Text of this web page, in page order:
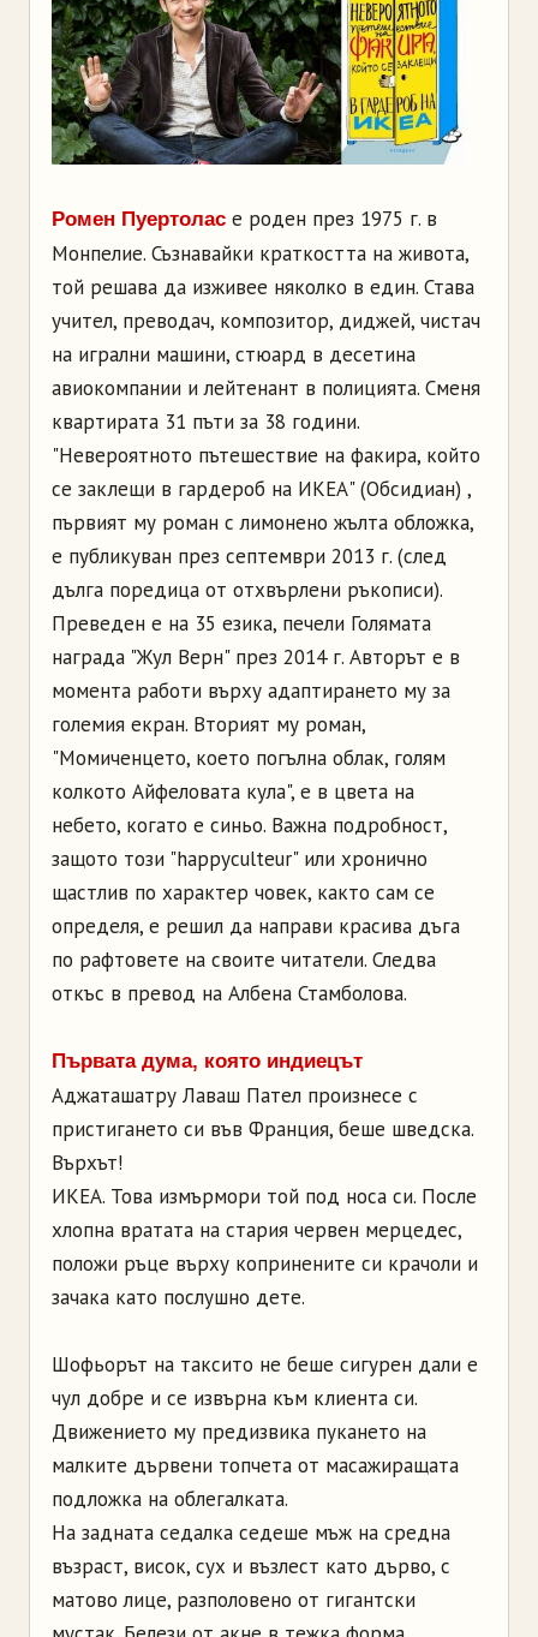
Ромен Пуертолас е роден през 1975 г. в
Монпелие. Съзнавайки краткостта на живота,
той решава да изживее няколко в един. Става
учител, преводач, композитор, диджей, чистач
на игрални машини, стюард в десетина
авиокомпании и лейтенант в полицията. Сменя
квартирата 31 пъти за 38 години.
"Невероятното пътешествие на факира, който
се заклещи в гардероб на ИКЕА" (Обсидиан) ,
първият му роман с лимонено жълта обложка,
е публикуван през септември 2013 г. (след
дълга поредица от отхвърлени ръкописи).
Преведен е на 35 езика, печели Голямата
награда "Жул Верн" през 2014 г. Авторът е в
момента работи върху адаптирането му за
големия екран. Вторият му роман,
"Момиченцето, което погълна облак, голям
колкото Айфеловата кула", е в цвета на
небето, когато е синьо. Важна подробност,
защото този "happyculteur" или хронично
щастлив по характер човек, както сам се
определя, е решил да направи красива дъга
по рафтовете на своите читатели. Следва
откъс в превод на Албена Стамболова.
Първата дума, която индиецът
Аджаташатру Лаваш Пател произнесе с
пристигането си във Франция, беше шведска.
Върхът!
ИКЕА. Това измърмори той под носа си. После
хлопна вратата на стария червен мерцедес,
положи ръце върху копринените си крачоли и
зачака като послушно дете.
Шофьорът на таксито не беше сигурен дали е
чул добре и се извърна към клиента си.
Движението му предизвика пукането на
малките дървени топчета от масажиращата
подложка на облегалката.
На задната седалка седеше мъж на средна
възраст, висок, сух и възлест като дърво, с
матово лице, разполовено от гигантски